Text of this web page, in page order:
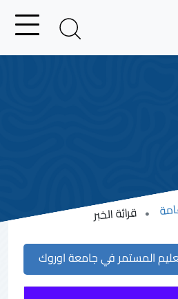
قرائة الخبر
المستمر في جامعة اوروك